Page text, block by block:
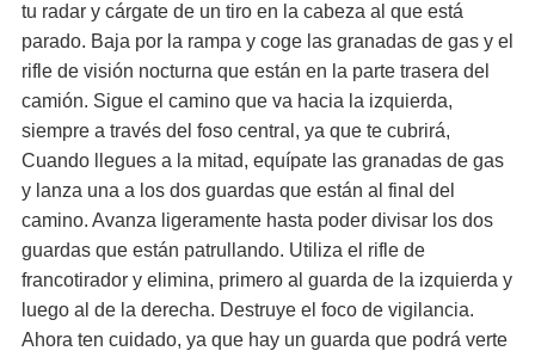
tu radar y cárgate de un tiro en la cabeza al que está
parado. Baja por la rampa y coge las granadas de gas y el
rifle de visión nocturna que están en la parte trasera del
camión. Sigue el camino que va hacia la izquierda,
siempre a través del foso central, ya que te cubrirá,
Cuando llegues a la mitad, equípate las granadas de gas
y lanza una a los dos guardas que están al final del
camino. Avanza ligeramente hasta poder divisar los dos
guardas que están patrullando. Utiliza el rifle de
francotirador y elimina, primero al guarda de la izquierda y
luego al de la derecha. Destruye el foco de vigilancia.
Ahora ten cuidado, ya que hay un guarda que podrá verte